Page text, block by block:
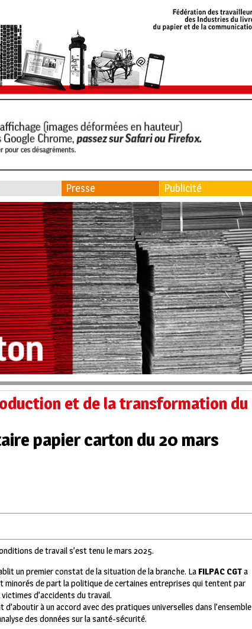
Presse Publicité
et de la transformation du
papier carton du 20 mars
de travail s’est tenu le mars 2025.
un premier constat de la situation de la branche. La FILPAC CGTa
de part la politique de certaines entreprises qui tentent par
victimes d’accidents du travail.
à un accord avec des pratiques universelles dans l’ensemble
des données sur la santé-sécurité.